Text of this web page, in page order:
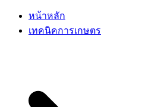
หน้าหลัก
เทคนิคการเกษตร